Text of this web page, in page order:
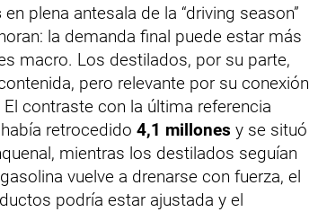
en plena antesala de la “driving season”
la demanda final puede estar más
macro. Los destilados, por su parte,
pero relevante por su conexión
contraste con la última referencia
retrocedido 4,1 millones y se situó
mientras los destilados seguían
vuelve a drenarse con fuerza, el
podría estar ajustada y el